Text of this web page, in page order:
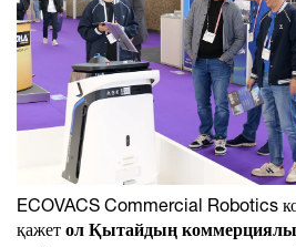
ECOVACS Commercial Robotics
қажет ол Қытайдың